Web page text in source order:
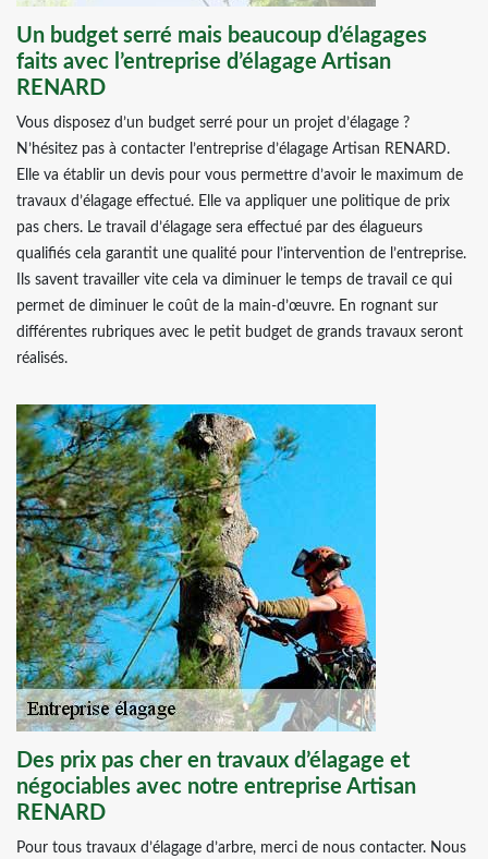
Un budget serré mais beaucoup d’élagages
faits avec l’entreprise d’élagage Artisan
RENARD
Vous disposez d’un budget serré pour un projet d’élagage ?
N’hésitez pas à contacter l’entreprise d’élagage Artisan RENARD.
Elle va établir un devis pour vous permettre d’avoir le maximum de
travaux d’élagage effectué. Elle va appliquer une politique de prix
pas chers. Le travail d’élagage sera effectué par des élagueurs
qualifiés cela garantit une qualité pour l’intervention de l’entreprise.
Ils savent travailler vite cela va diminuer le temps de travail ce qui
permet de diminuer le coût de la main-d’œuvre. En rognant sur
différentes rubriques avec le petit budget de grands travaux seront
réalisés.
Des prix pas cher en travaux d’élagage et
négociables avec notre entreprise Artisan
RENARD
Pour tous travaux d’élagage d’arbre, merci de nous contacter. Nous